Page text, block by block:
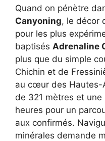
Quand on pénètre
Canyoning, le décor
pour les plus
baptisés Adrenaline
plus que du simple
Chichin et de
au cœur des Hautes-
de 321 mètres et
heures pour un
aux confirmés.
minérales demande